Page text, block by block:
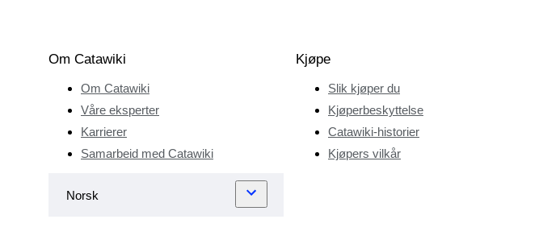
Om Catawiki
Om Catawiki
Våre eksperter
Karrierer
Samarbeid med Catawiki
Kjøpe
Slik kjøper du
Kjøperbeskyttelse
Catawiki-historier
Kjøpers vilkår